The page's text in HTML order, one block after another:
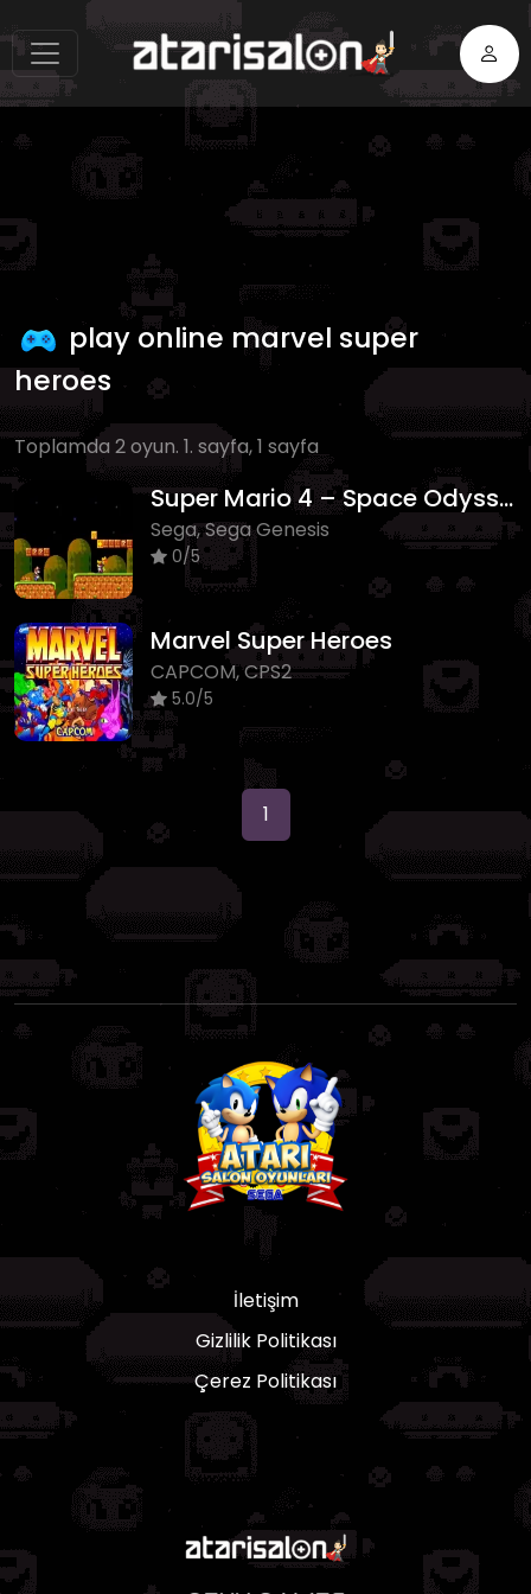
play online marvel super
heroes
Toplamda 2 oyun. 1. sayfa, 1 sayfa
Super Mario 4 – Space Odyssey
Sega, Sega Genesis
0/5
Marvel Super Heroes
CAPCOM, CPS2
5.0/5
1
İletişim
Gizlilik Politikası
Çerez Politikası